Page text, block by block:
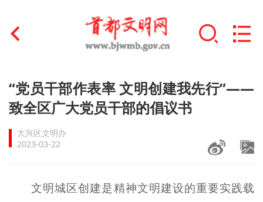
首页
文明创建
文明实践
未成年人思想道德建设
“党员干部作表率 文明创建我先行”——
致全区广大党员干部的倡议书
大兴区文明办
2023-03-22
文明城区创建是精神文明建设的重要实践载